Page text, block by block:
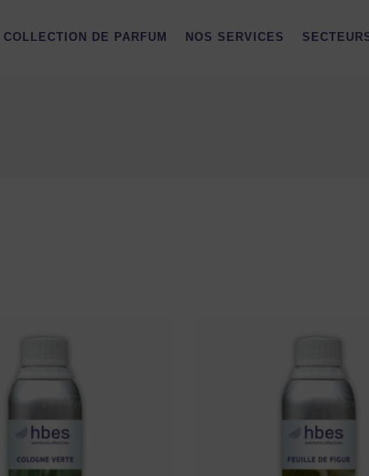
COLLECTION DE PARFUM NOS SERVICES